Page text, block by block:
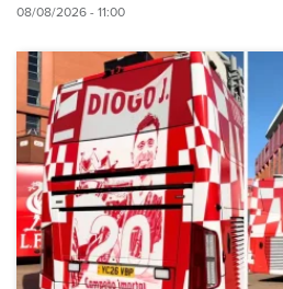
08/08/2026 - 11:00